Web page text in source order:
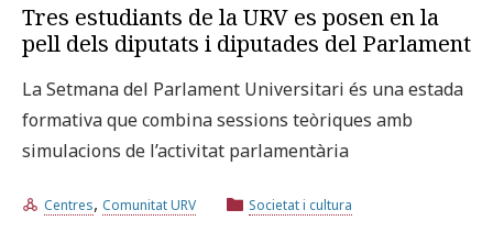
Tres estudiants de la URV es posen en la
pell dels diputats i diputades del Parlament
La Setmana del Parlament Universitari és una estada
formativa que combina sessions teòriques amb
simulacions de l’activitat parlamentària
Centres, Comunitat URV Societat i cultura